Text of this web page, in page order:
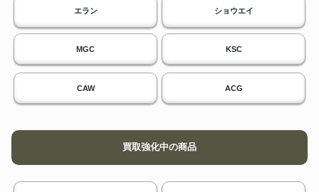
エラン ショウエイ
MGC KSC
CAW ACG
買取強化中の商品